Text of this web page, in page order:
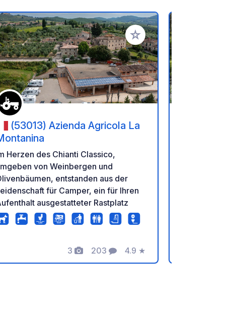
hinzufügen Zu Ihren Favoriten
(53013) Azienda Agricola La
Herzen des Chianti Classico,
von Weinbergen und
entstanden aus der
für Camper, ein für Ihren
ausgestatteter Rastplatz
3
Fotos
203
Kommentare
4.9
Bewertung
★